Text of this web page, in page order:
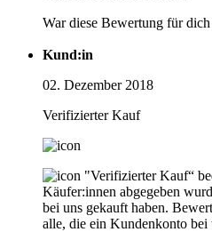
War diese Bewertung für
Kund:in
02. Dezember 2018
Verifizierter Kauf
"Verifizierter Kauf“
Käufer:innen abgegeben
bei uns gekauft haben.
alle, die ein Kundenkonto bei